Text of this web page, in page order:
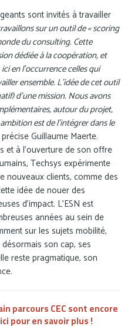
sont invités à travailler
sur un outil de « scoring
du consulting. Cette
dédiée à la coopération, et
en l’occurrence celles qui
ensemble. L’idée de cet outil
d’une mission. Nous avons
autour du projet,
est de l’intégrer dans le
Guillaume Maerte.
et à l'ouverture de son offre
Techsys expérimente
nouveaux clients, comme des
idée de nouer des
d’impact. L’ESN est
années au sein de
sur les sujets mobilité,
son cap, ses
reste pragmatique, son
parcours CEC sont encore
icipour en savoir plus !